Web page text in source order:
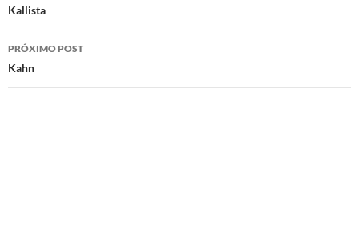
de
posts
Kallista
PRÓXIMO POST
Kahn